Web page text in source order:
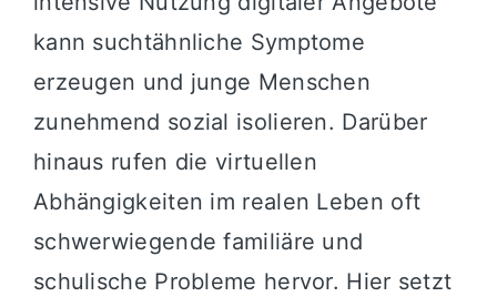
kann suchtähnliche Symptome
erzeugen und junge Menschen
zunehmend sozial isolieren. Darüber
hinaus rufen die virtuellen
Abhängigkeiten im realen Leben oft
schwerwiegende familiäre und
schulische Probleme hervor. Hier setzt